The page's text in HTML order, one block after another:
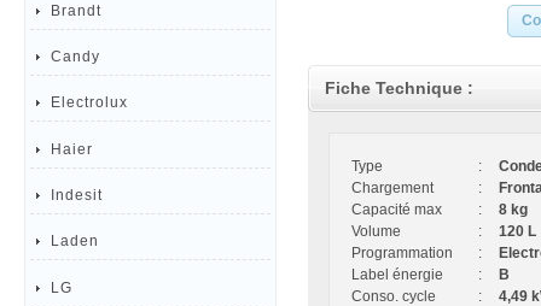
Fiche Technique :
Type :
Chargement
:
Capacité max
:
8 kg
Volume
:
120 L
Programmation
:
Label énergie
:
B
Conso. cycle
:
4,49
Brandt
Candy
Electrolux
Haier
Indesit
Laden
LG